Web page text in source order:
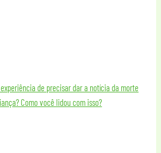
de precisar dar a notícia da morte
Como você lidou com isso?